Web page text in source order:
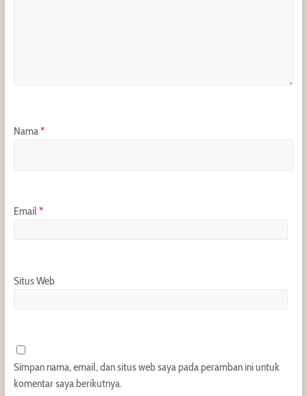
Nama*
Email*
Situs Web
Simpan nama, email, dan situs web saya pada peramban ini untuk
komentar saya berikutnya.